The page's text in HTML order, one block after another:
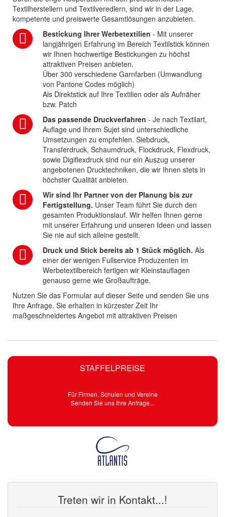
STAFFELPREISE
Für Firmen, Schulen und Vereine
Senden Sie uns Ihre Anfrage...
Treten wir in Kontakt...!
Textilherstellern und Textilveredlern, sind wir in der Lage,
kompetente und preiswerte Gesamtlösungen anzubieten.
Bestickung Ihrer Werbetextilien - Mit unserer
langjährigen Erfahrung im Bereich Textilstick können
wir Ihnen hochwertige Bestickungen zu höchst
attraktiven Preisen anbieten.
Über 300 verschiedene Garnfarben (Umwandlung
von Pantone Codes möglich)
Als Direktstick auf Ihre Textilien oder als Aufnäher
bzw. Patch
Das passende Druckverfahren - Je nach Textilart,
Auflage und Ihrem Sujet sind unterschiedliche
Umsetzungen zu empfehlen. Siebdruck,
Transferdruck, Schaumdruck, Flockdruck, Flexdruck,
sowie Digiflexdruck sind nur ein Auszug unserer
angebotenen Drucktechniken, die wir Ihnen stets in
höchster Qualität anbieten.
Wir sind Ihr Partner von der Planung bis zur
Fertigstellung. Unser Team führt Sie durch den
gesamten Produktionslauf. Wir helfen Ihnen gerne
mit unserer Erfahrung und unseren Ideen und lassen
Sie nie auf sich alleine gestellt.
Druck und Stick bereits ab 1 Stück möglich. Als
einer der wenigen Fullservice Produzenten im
Werbetextilbereich fertigen wir Kleinstauflagen
genauso gerne wie Großaufträge.
Nutzen Sie das Formular auf dieser Seite und senden Sie uns
Ihre Anfrage. Sie erhalten in kürzester Zeit Ihr
maßgeschneidertes Angebot mit attraktiven Preisen